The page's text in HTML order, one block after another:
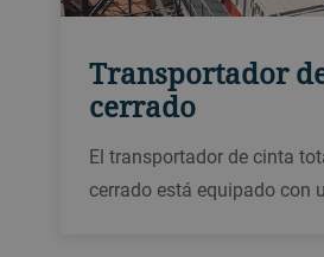
Transportador
cerrado
El transportador de cinta
cerrado está equipado con